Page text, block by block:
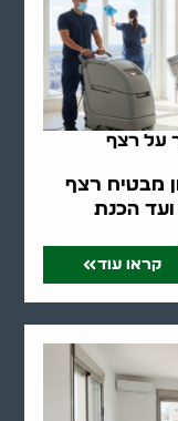
על רצף
מבטיח רצף
הכנת
קראו עוד